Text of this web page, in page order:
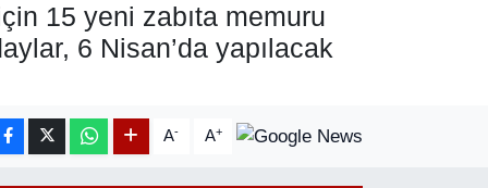
15 yeni zabıta memuru
6 Nisan’da yapılacak
A- A+